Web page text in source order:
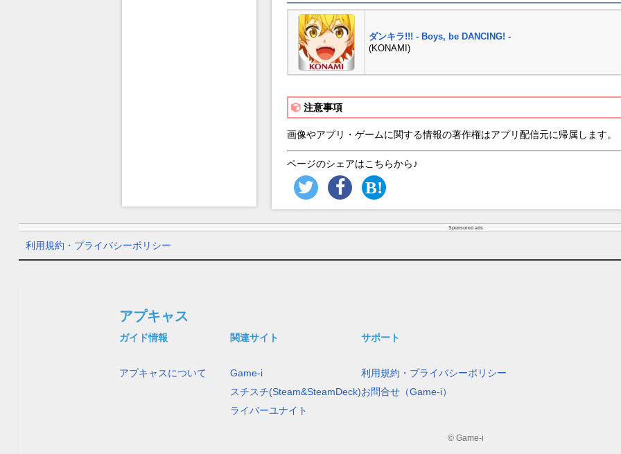
ダンキラ!!! - Boys, be DANCING! -
(KONAMI)
注意事項
画像やアプリ・ゲームに関する情報の著作権はアプリ配信元に帰属します。
ページのシェアはこちらから♪
Sponsored ads
利用規約・プライバシーポリシー
アプキャス
ガイド情報
アプキャスについて
関連サイト
Game-i
スチスチ(Steam&SteamDeck)
ライバーユナイト
サポート
利用規約・プライバシーポリシー
お問合せ（Game-i）
© Game-i